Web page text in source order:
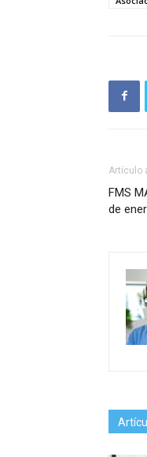
Artículo
FMS
de